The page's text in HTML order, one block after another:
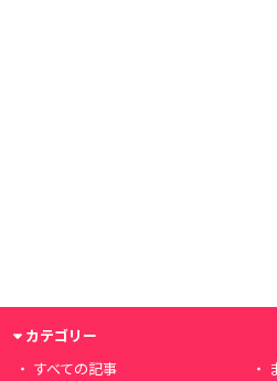
カテゴリー
すべての記事